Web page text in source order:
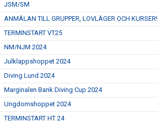
JSM/SM
ANMÄLAN TILL GRUPPER, LOVLÄGER OCH KURSER!
TERMINSTART VT25
NM/NJM 2024
Julklappshoppet 2024
Diving Lund 2024
Marginalen Bank Diving Cup 2024
Ungdomshoppet 2024
TERMINSTART HT 24